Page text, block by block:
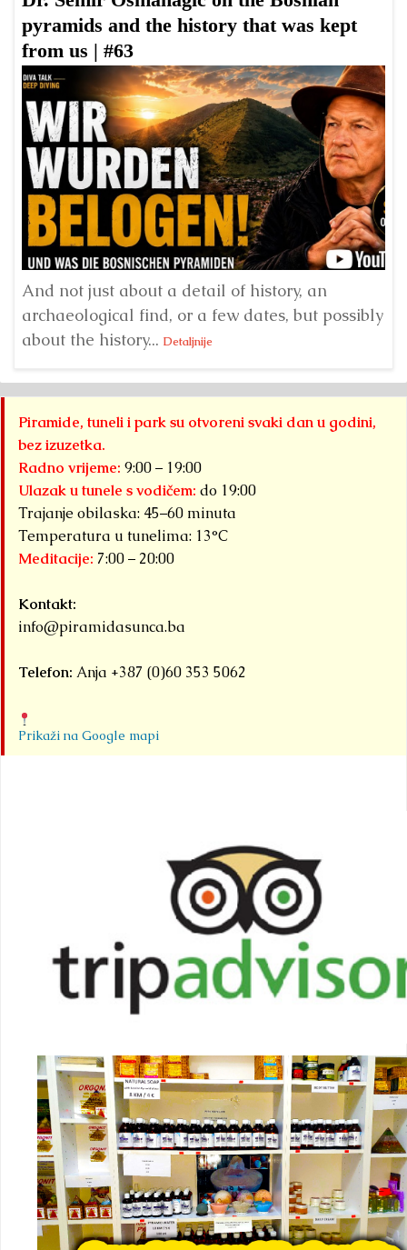
pyramids and the history that was kept
from us | #63
And not just about a detail of history, an
archaeological find, or a few dates, but possibly
about the history... Detaljnije
Piramide, tuneli i park su otvoreni svaki dan u godini,
bez izuzetka.
Radno vrijeme: 9:00 – 19:00
Ulazak u tunele s vodičem: do 19:00
Trajanje obilaska: 45–60 minuta
Temperatura u tunelima: 13°C
Meditacije: 7:00 – 20:00
Kontakt:
info@piramidasunca.ba
Telefon: Anja +387 (0)60 353 5062
Prikaži na Google mapi